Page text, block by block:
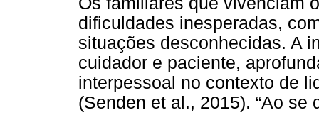
dificuldades inesperadas,
situações desconhecidas. A
cuidador e paciente,
interpessoal no contexto de
(Senden et al., 2015). “Ao